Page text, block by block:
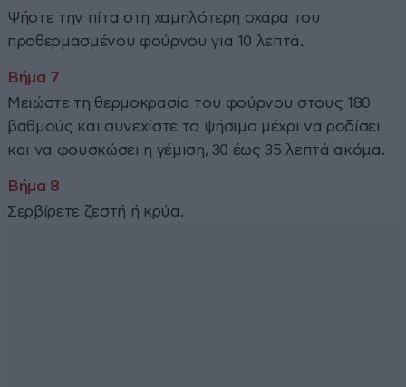
Ψήστε την πίτα στη χαμηλότερη σχάρα του
προθερμασμένου φούρνου για 10 λεπτά.
Μειώστε τη θερμοκρασία του φούρνου στους 180
βαθμούς και συνεχίστε το ψήσιμο μέχρι να ροδίσει
και να φουσκώσει η γέμιση, 30 έως 35 λεπτά ακόμα.
Σερβίρετε ζεστή ή κρύα.